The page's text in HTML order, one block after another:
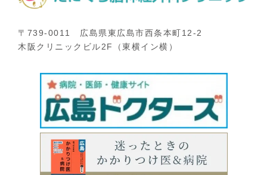
〒739-0011 広島県東広島市西条本町12-2
木阪クリニックビル2F（東横イン横）